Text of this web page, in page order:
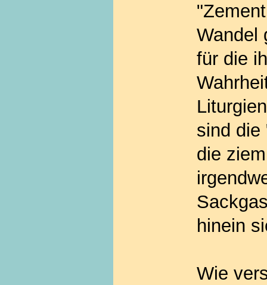
Wandel
für die
sind die
die
hinein
Wie